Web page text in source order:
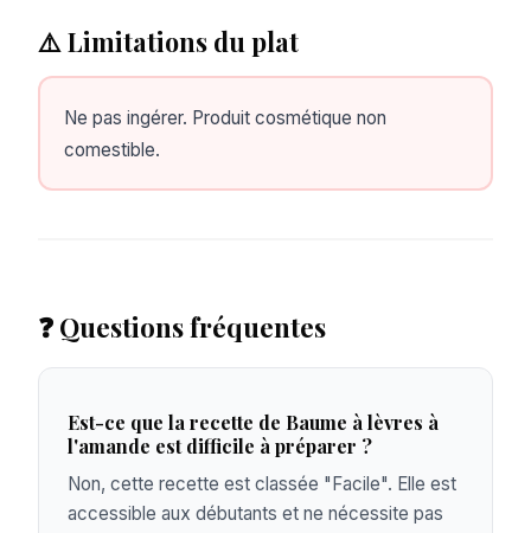
⚠️ Limitations du plat
Ne pas ingérer. Produit cosmétique non
comestible.
❓ Questions fréquentes
Est-ce que la recette de Baume à lèvres à
l'amande est difficile à préparer ?
Non, cette recette est classée "Facile". Elle est
accessible aux débutants et ne nécessite pas